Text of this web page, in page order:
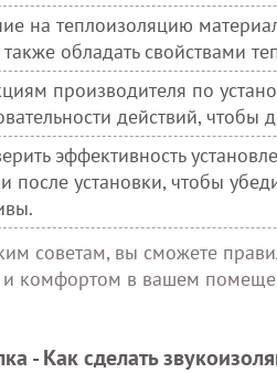
на теплоизоляцию
обладать свойствами
производителя по
действий, чтобы
эффективность
после установки, чтобы
советам, вы сможете
и комфортом в вашем
- Как сделать